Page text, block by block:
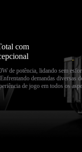
com
de potência, lidando sem
demandas diversas
de jogo em todos os